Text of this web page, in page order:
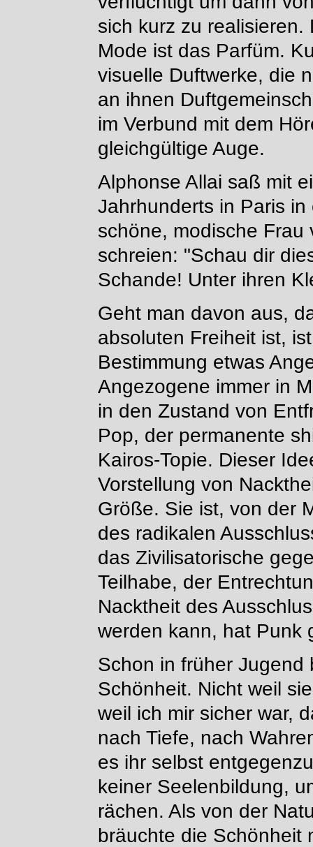
sich kurz zu
Mode ist das Parfüm.
visuelle Duftwerke, die
an ihnen
im Verbund mit dem
gleichgültige Auge.
Alphonse Allai saß mit
Jahrhunderts in Paris
schöne, modische
schreien: "Schau dir
Schande! Unter ihren
Geht man davon aus,
absoluten Freiheit ist,
Bestimmung etwas
Angezogene immer in
in den Zustand von
Pop, der permanente
Kairos-Topie. Dieser
Vorstellung von
Größe. Sie ist, von der
des radikalen
das Zivilisatorische
Teilhabe, der
Nacktheit des
werden kann, hat
Schon in früher Jugend
Schönheit. Nicht weil
weil ich mir sicher war,
nach Tiefe, nach
es ihr selbst
keiner Seelenbildung,
rächen. Als von der
bräuchte die Schönheit